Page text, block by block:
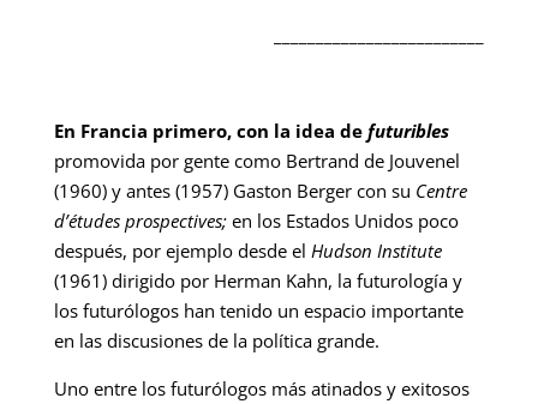
En Francia primero, con la idea de futuribles
promovida por gente como Bertrand de Jouvenel
(1960) y antes (1957) Gaston Berger con su Centre
d’études prospectives; en los Estados Unidos poco
después, por ejemplo desde el Hudson Institute
(1961) dirigido por Herman Kahn, la futurología y
los futurólogos han tenido un espacio importante
en las discusiones de la política grande.
Uno entre los futurólogos más atinados y exitosos